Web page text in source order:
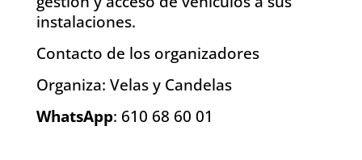
instalaciones.
Contacto de los organizadores
Organiza: Velas y Candelas
WhatsApp: 610 68 60 01